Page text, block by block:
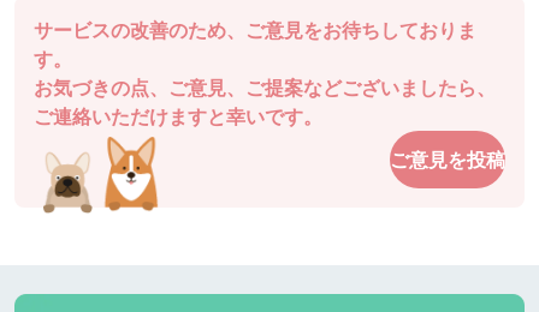
サービスの改善のため、ご意見をお待ちしておりま
す。
お気づきの点、ご意見、ご提案などございましたら、
ご連絡いただけますと幸いです。
ご意見を投稿